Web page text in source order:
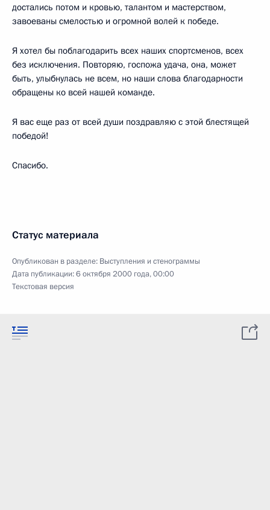
достались потом и кровью, талантом и мастерством,
завоеваны смелостью и огромной волей к победе.
Я хотел бы поблагодарить всех наших спортсменов, всех
без исключения. Повторяю, госпожа удача, она, может
быть, улыбнулась не всем, но наши слова благодарности
обращены ко всей нашей команде.
Я вас еще раз от всей души поздравляю с этой блестящей
победой!
Спасибо.
Статус материала
Опубликован в разделе: Выступления и стенограммы
Дата публикации:6 октября 2000 года, 00:00
Текстовая версия